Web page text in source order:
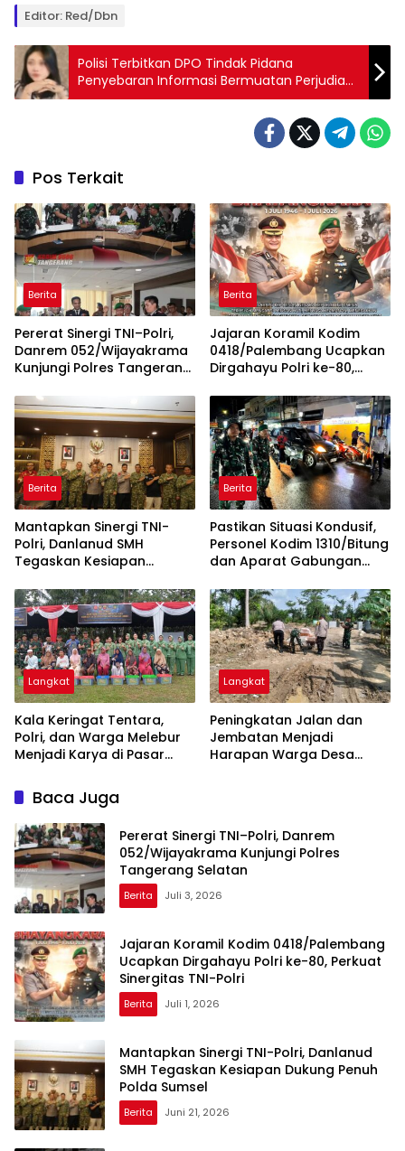
Editor: Red/Dbn
Polisi Terbitkan DPO Tindak Pidana
Penyebaran Informasi Bermuatan Perjudian
dan UU ITE
Pos Terkait
Berita
Pererat Sinergi TNI–Polri,
Danrem 052/Wijayakrama
Kunjungi Polres Tangerang
Berita
Jajaran Koramil Kodim
0418/Palembang Ucapkan
Dirgahayu Polri ke-80,
Berita
Mantapkan Sinergi TNI-
Polri, Danlanud SMH
Tegaskan Kesiapan
Sumsel
Berita
Pastikan Situasi Kondusif,
Personel Kodim 1310/Bitung
dan Aparat Gabungan
Malam Takbiran dan
Sholat Idul Adha 1447 H
Langkat
Kala Keringat Tentara,
Polri, dan Warga Melebur
Menjadi Karya di Pasar
Langkat
Peningkatan Jalan dan
Jembatan Menjadi
Harapan Warga Desa
Baca Juga
Pererat Sinergi TNI–Polri, Danrem
052/Wijayakrama Kunjungi Polres
Tangerang Selatan
Berita Juli 3, 2026
Jajaran Koramil Kodim 0418/Palembang
Ucapkan Dirgahayu Polri ke-80, Perkuat
Sinergitas TNI-Polri
Berita Juli 1, 2026
Mantapkan Sinergi TNI-Polri, Danlanud
SMH Tegaskan Kesiapan Dukung Penuh
Polda Sumsel
Berita Juni 21, 2026